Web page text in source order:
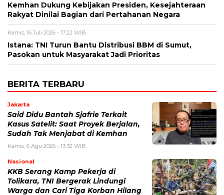
Kemhan Dukung Kebijakan Presiden, Kesejahteraan
Rakyat Dinilai Bagian dari Pertahanan Negara
Kamis, 16 Juli 2026 - 17:22 WIB
Istana: TNI Turun Bantu Distribusi BBM di Sumut,
Pasokan untuk Masyarakat Jadi Prioritas
BERITA TERBARU
Jakarta
Said Didu Bantah Sjafrie Terkait
Kasus Satelit: Saat Proyek Berjalan,
Sudah Tak Menjabat di Kemhan
Kamis, 6 Agu 2026 - 13:32 WIB
Nasional
KKB Serang Kamp Pekerja di
Tolikara, TNI Bergerak Lindungi
Warga dan Cari Tiga Korban Hilang